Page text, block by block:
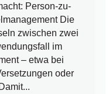
Person-zu-
Die
zwischen zwei
im
– etwa bei
oder